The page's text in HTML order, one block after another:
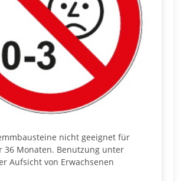
nicht geeignet für
36 Monaten. Benutzung unter
Aufsicht von Erwachsenen